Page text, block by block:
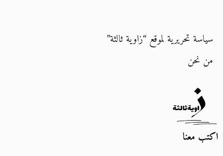
سياسة تحريرية لموقع “زاوية ثالثة”
من نحن
اكتب معنا